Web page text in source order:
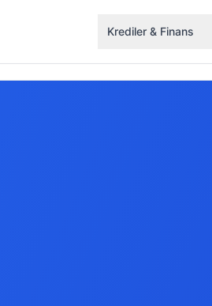
Krediler & Finans